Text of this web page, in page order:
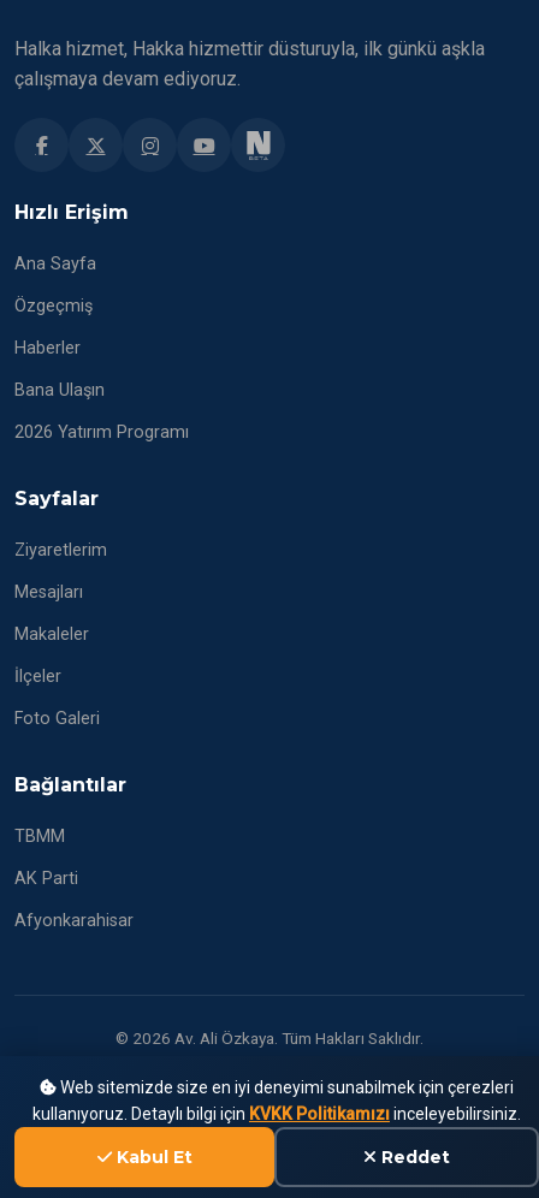
Halka hizmet, Hakka hizmettir düsturuyla, ilk günkü aşkla
çalışmaya devam ediyoruz.
Hızlı Erişim
Ana Sayfa
Özgeçmiş
Haberler
Bana Ulaşın
2026 Yatırım Programı
Sayfalar
Ziyaretlerim
Mesajları
Makaleler
İlçeler
Foto Galeri
Bağlantılar
TBMM
AK Parti
Afyonkarahisar
© 2026 Av. Ali Özkaya. Tüm Hakları Saklıdır.
Web sitemizde size en iyi deneyimi sunabilmek için çerezleri
kullanıyoruz. Detaylı bilgi için KVKK Politikamızıinceleyebilirsiniz.
Kabul Et Reddet